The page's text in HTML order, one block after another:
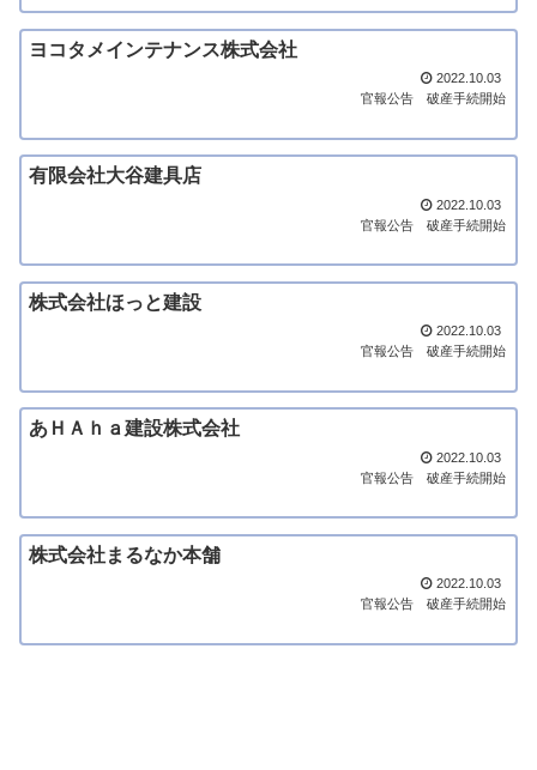
ヨコタメインテナンス株式会社
2022.10.03
官報公告
破産手続開始
有限会社大谷建具店
2022.10.03
官報公告
破産手続開始
株式会社ほっと建設
2022.10.03
官報公告
破産手続開始
あＨＡｈａ建設株式会社
2022.10.03
官報公告
破産手続開始
株式会社まるなか本舗
2022.10.03
官報公告
破産手続開始